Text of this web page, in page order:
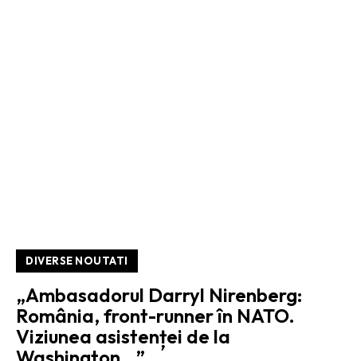
DIVERSE NOUTATI
„Ambasadorul Darryl Nirenberg:
România, front-runner în NATO.
Viziunea asistenței de la